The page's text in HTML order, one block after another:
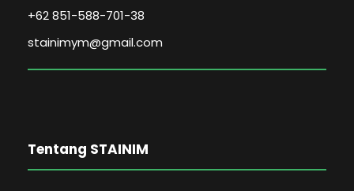
+62 851-588-701-38
stainimym@gmail.com
Tentang STAINIM